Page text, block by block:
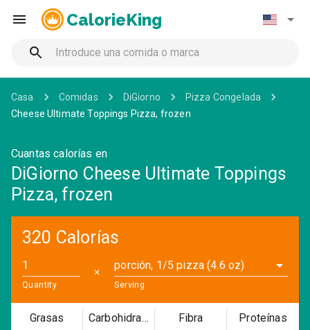
CalorieKing
Casa Comidas DiGiorno
Pizza Congelada
Cheese Ultimate Toppings Pizza, frozen
Cuantas calorías en
DiGiorno Cheese Ultimate Toppings
Pizza, frozen
320 Calorías
Quantity
✕
porción, 1/5 pizza (4.6 oz)
Serving
Grasas Carbohidratos Fibra Proteínas